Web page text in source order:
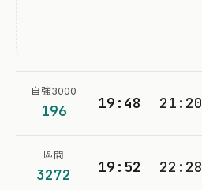
自強3000
196 19:48 21:20
區間
3272 19:52 22:28